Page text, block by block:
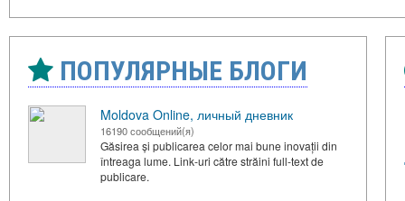
ПОПУЛЯРНЫЕ БЛОГИ
Moldova Online, личный дневник
16190 сообщений(я)
Găsirea și publicarea celor mai bune inovații din
întreaga lume. Link-uri către străini full-text de
publicare.